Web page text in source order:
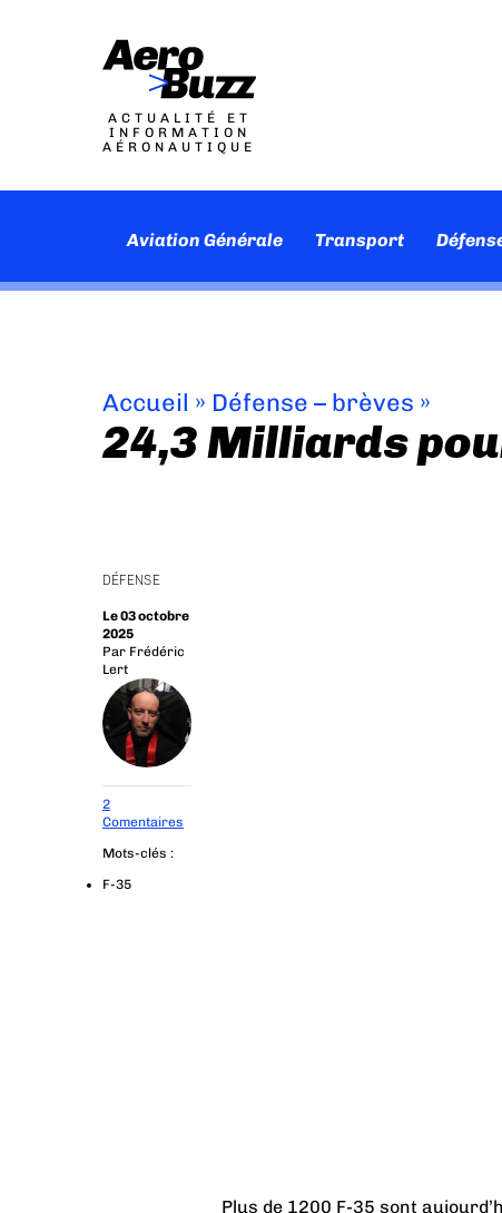
ACTUALITÉ ET
INFORMATION
AÉRONAUTIQUE
Aviation Générale Transport
Accueil » Défense – brèves »
24,3 Milliards
DÉFENSE
Le 03 octobre
2025
Par Frédéric
Lert
2
Comentaires
Mots-clés :
F-35
Plus de 1200 F-35 sont